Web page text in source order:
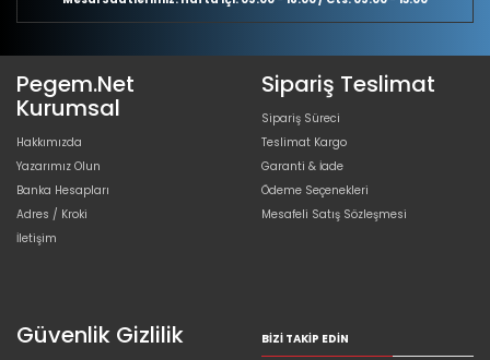
Pegem.Net
Kurumsal
Hakkımızda
Yazarımız Olun
Banka Hesapları
Adres / Kroki
İletişim
Sipariş Teslimat
Sipariş Süreci
Teslimat Kargo
Garanti & İade
Ödeme Seçenekleri
Mesafeli Satış Sözleşmesi
Güvenlik Gizlilik BIZI TAKIP EDIN